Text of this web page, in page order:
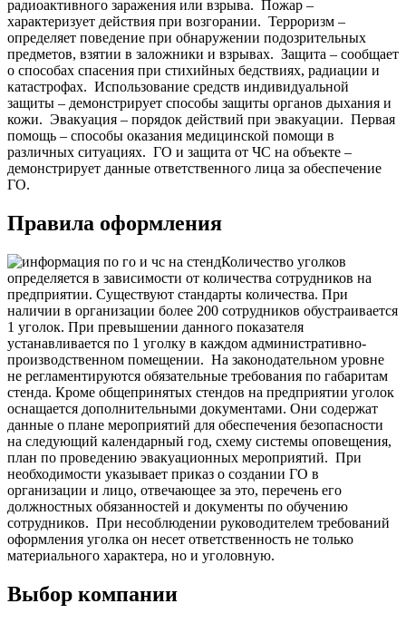
радиоактивного заражения или взрыва. Пожар –
характеризует действия при возгорании. Терроризм –
определяет поведение при обнаружении подозрительных
предметов, взятии в заложники и взрывах. Защита – сообщает
о способах спасения при стихийных бедствиях, радиации и
катастрофах. Использование средств индивидуальной
защиты – демонстрирует способы защиты органов дыхания и
кожи. Эвакуация – порядок действий при эвакуации. Первая
помощь – способы оказания медицинской помощи в
различных ситуациях. ГО и защита от ЧС на объекте –
демонстрирует данные ответственного лица за обеспечение
ГО.
Правила оформления
Количество уголков
определяется в зависимости от количества сотрудников на
предприятии. Существуют стандарты количества. При
наличии в организации более 200 сотрудников обустраивается
1 уголок. При превышении данного показателя
устанавливается по 1 уголку в каждом административно-
производственном помещении. На законодательном уровне
не регламентируются обязательные требования по габаритам
стенда. Кроме общепринятых стендов на предприятии уголок
оснащается дополнительными документами. Они содержат
данные о плане мероприятий для обеспечения безопасности
на следующий календарный год, схему системы оповещения,
план по проведению эвакуационных мероприятий. При
необходимости указывает приказ о создании ГО в
организации и лицо, отвечающее за это, перечень его
должностных обязанностей и документы по обучению
сотрудников. При несоблюдении руководителем требований
оформления уголка он несет ответственность не только
материального характера, но и уголовную.
Выбор компании